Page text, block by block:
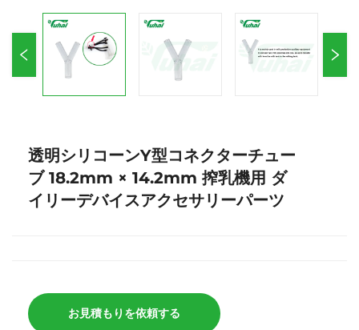
透明シリコーンY型コネクターチュー
ブ 18.2mm × 14.2mm 搾乳機用 ダ
イリーデバイスアクセサリーパーツ
お見積もりを依頼する